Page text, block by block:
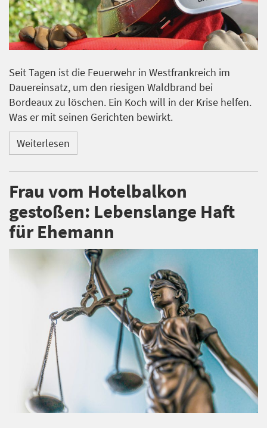
Seit Tagen ist die Feuerwehr in Westfrankreich im
Dauereinsatz, um den riesigen Waldbrand bei
Bordeaux zu löschen. Ein Koch will in der Krise helfen.
Was er mit seinen Gerichten bewirkt.
Weiterlesen
Frau vom Hotelbalkon
gestoßen: Lebenslange Haft
für Ehemann